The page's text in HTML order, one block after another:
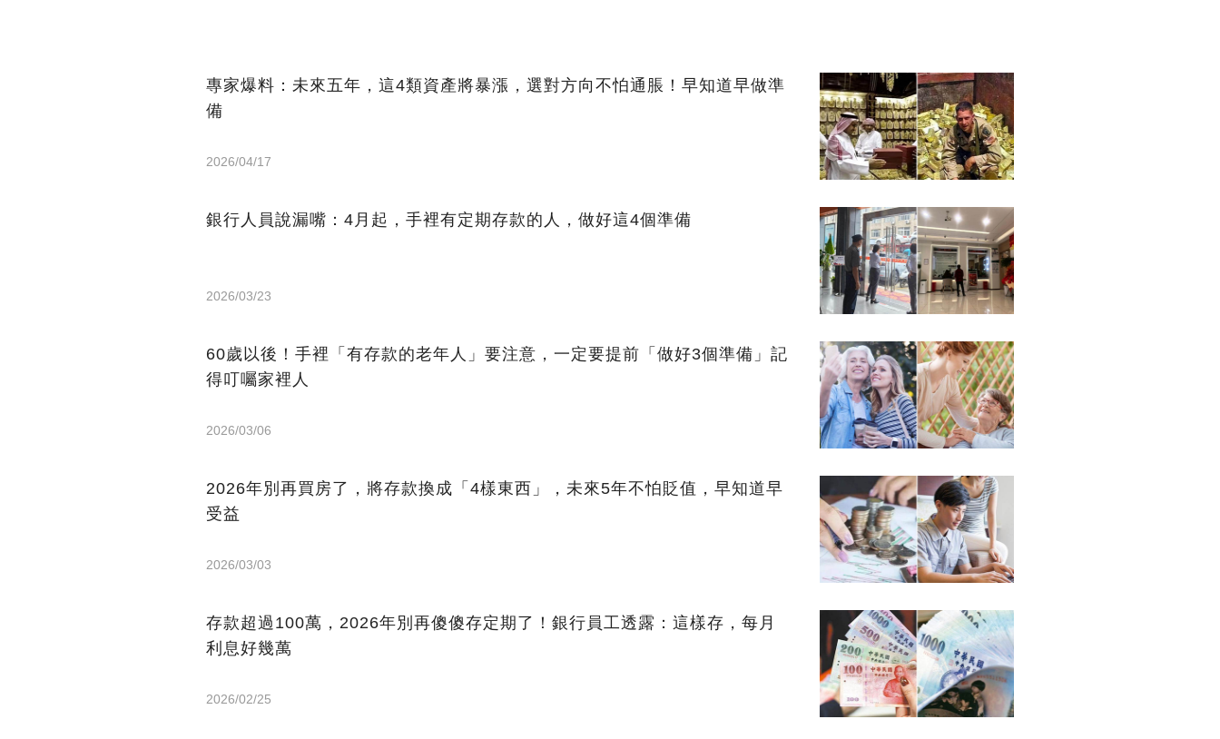
專家爆料：未來五年，這4類資產將暴漲，選對方向不怕通脹！早知道早做準
備
2026/04/17
銀行人員說漏嘴：4月起，手裡有定期存款的人，做好這4個準備
2026/03/23
60歲以後！手裡「有存款的老年人」要注意，一定要提前「做好3個準備」記
得叮囑家裡人
2026/03/06
2026年別再買房了，將存款換成「4樣東西」，未來5年不怕貶值，早知道早
受益
2026/03/03
存款超過100萬，2026年別再傻傻存定期了！銀行員工透露：這樣存，每月
利息好幾萬
2026/02/25